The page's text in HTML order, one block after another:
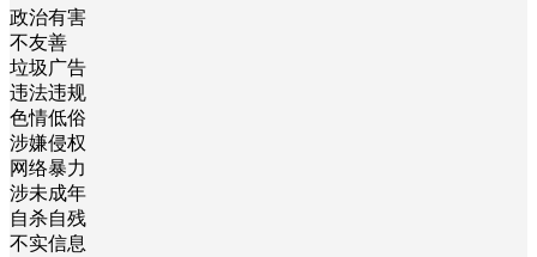
政治有害
不友善
垃圾广告
违法违规
色情低俗
涉嫌侵权
网络暴力
涉未成年
自杀自残
不实信息